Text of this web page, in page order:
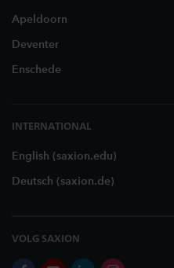
Apeldoorn
Deventer
Enschede
INTERNATIONAL
English (saxion.edu)
Deutsch (saxion.de)
VOLG SAXION